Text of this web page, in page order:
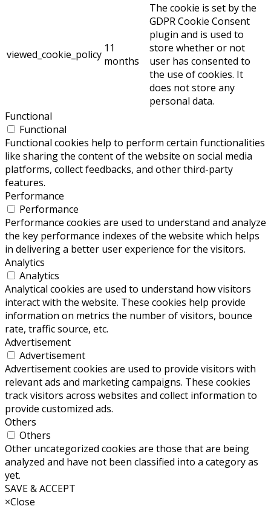
viewed_cookie_policy 11
months
The cookie is set by the
GDPR Cookie Consent
plugin and is used to
store whether or not
user has consented to
the use of cookies. It
does not store any
personal data.
Functional
Functional
Functional cookies help to perform certain functionalities
like sharing the content of the website on social media
platforms, collect feedbacks, and other third-party
features.
Performance
Performance
Performance cookies are used to understand and analyze
the key performance indexes of the website which helps
in delivering a better user experience for the visitors.
Analytics
Analytics
Analytical cookies are used to understand how visitors
interact with the website. These cookies help provide
information on metrics the number of visitors, bounce
rate, traffic source, etc.
Advertisement
Advertisement
Advertisement cookies are used to provide visitors with
relevant ads and marketing campaigns. These cookies
track visitors across websites and collect information to
provide customized ads.
Others
Others
Other uncategorized cookies are those that are being
analyzed and have not been classified into a category as
yet.
SAVE & ACCEPT
×Close